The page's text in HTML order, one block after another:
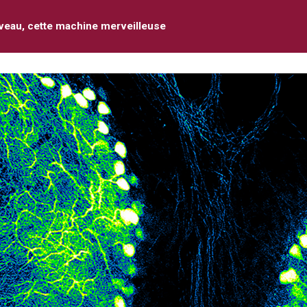
cette machine merveilleuse